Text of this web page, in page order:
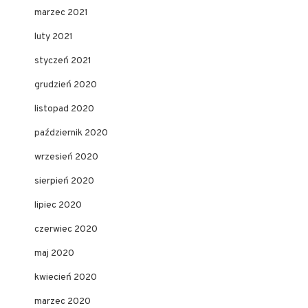
marzec 2021
luty 2021
styczeń 2021
grudzień 2020
listopad 2020
październik 2020
wrzesień 2020
sierpień 2020
lipiec 2020
czerwiec 2020
maj 2020
kwiecień 2020
marzec 2020